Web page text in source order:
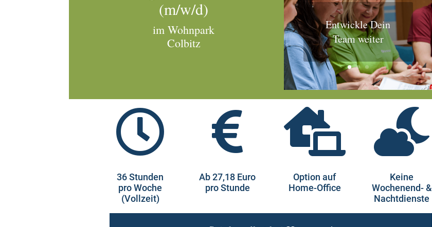
(m/w/d)
im Wohnpark
Colbitz
Entwickle Dein
Team weiter

36 Stunden
pro Woche
(Vollzeit)

Ab 27,18 Euro
pro Stunde

Option auf
Home-Office

Keine
Wochenend- &
Nachtdienste